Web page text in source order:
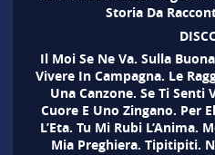
Storia Da
Il Moi Se Ne Va. Sulla
Vivere In Campagna. Le
Una Canzone. Se Ti
Cuore E Uno Zingano. Per
L’Eta. Tu Mi Rubi L’Anima.
Mia Preghiera. Tipitipiti.